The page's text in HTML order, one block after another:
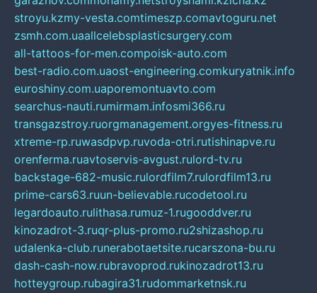
stroyu.kzmy-vesta.comtimeszp.comavtoguru.net
zsmh.com.uaallcelebsplasticsurgery.com
all-tattoos-for-men.compoisk-auto.com
best-radio.com.uaost-engineering.comkuryatnik.info
euroshiny.com.uaporemontuavto.com
searchus-nauti.rumirmam.infosmi366.ru
transgazstroy.ruorgmanagement.orgyes-fitness.ru
xtreme-rp.ruwasdpvp.ruvoda-otri.rutishinapve.ru
orenferma.ruavtoservis-avgust.rulord-tv.ru
backstage-682-music.rulordfilm7.rulordfilm13.ru
prime-cars63.ruun-believable.rucodetool.ru
legardoauto.rulithasa.rumuz-1.rugooddver.ru
kinozadrot-3.ruqr-plus-promo.ru2shizashop.ru
udalenka-club.runerabotaetsite.rucarszona-bu.ru
dash-cash-now.rubravoprod.rukinozadrot13.ru
hotteygroup.rubagira31.rudommarketnsk.ru